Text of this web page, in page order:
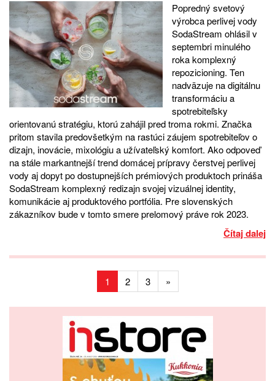
Popredný svetový
výrobca perlivej vody
SodaStream ohlásil v
septembri minulého
roka komplexný
repozicioning. Ten
nadväzuje na digitálnu
transformáciu a
spotrebiteľsky
orientovanú stratégiu, ktorú zahájil pred troma rokmi. Značka
pritom stavila predovšetkým na rastúci záujem spotrebiteľov o
dizajn, inovácie, mixológiu a užívateľský komfort. Ako odpoveď
na stále markantnejší trend domácej prípravy čerstvej perlivej
vody aj dopyt po dostupnejších prémiových produktoch prináša
SodaStream komplexný redizajn svojej vizuálnej identity,
komunikácie aj produktového portfólia. Pre slovenských
zákazníkov bude v tomto smere prelomový práve rok 2023.
Čítaj dalej
1 2 3 »